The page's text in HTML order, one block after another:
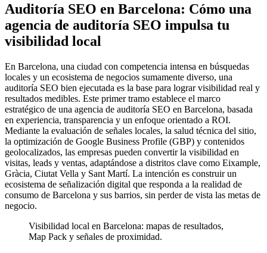
Auditoría SEO en Barcelona: Cómo una
agencia de auditoría SEO impulsa tu
visibilidad local
En Barcelona, una ciudad con competencia intensa en búsquedas
locales y un ecosistema de negocios sumamente diverso, una
auditoría SEO bien ejecutada es la base para lograr visibilidad real y
resultados medibles. Este primer tramo establece el marco
estratégico de una agencia de auditoría SEO en Barcelona, basada
en experiencia, transparencia y un enfoque orientado a ROI.
Mediante la evaluación de señales locales, la salud técnica del sitio,
la optimización de Google Business Profile (GBP) y contenidos
geolocalizados, las empresas pueden convertir la visibilidad en
visitas, leads y ventas, adaptándose a distritos clave como Eixample,
Gràcia, Ciutat Vella y Sant Martí. La intención es construir un
ecosistema de señalización digital que responda a la realidad de
consumo de Barcelona y sus barrios, sin perder de vista las metas de
negocio.
Visibilidad local en Barcelona: mapas de resultados,
Map Pack y señales de proximidad.